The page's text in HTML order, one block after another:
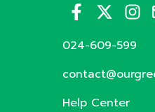
024-609-599
Help Center